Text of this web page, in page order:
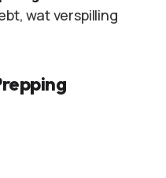
wat verspilling